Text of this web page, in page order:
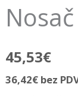
45,53€
36,42€ bez
za
ležaljku